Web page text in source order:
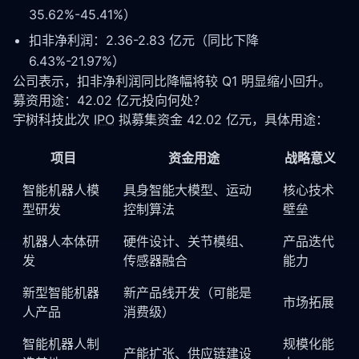
35.62%-45.41%）
扣非净利润：2.36-2.83 亿元（同比下降
6.43%-21.97%）
公司表示，扣非净利润同比降幅将较 Q1 明显缩小回升。
募资用途：42.02 亿元投向何处？
宇树科技此次 IPO 拟募集资金 42.02 亿元，具体用途：
项目 资金用途
战略意义
智能机器人模
型研发
具身智能大模型、运动
控制算法
核心技术
壁垒
机器人本体研
发
硬件设计、关节模组、
传感器融合
产品迭代
能力
新型智能机器
人产品
新产品线开发（可能是
消费级）
市场拓展
智能机器人制
产能扩张、供应链建设
规模化能